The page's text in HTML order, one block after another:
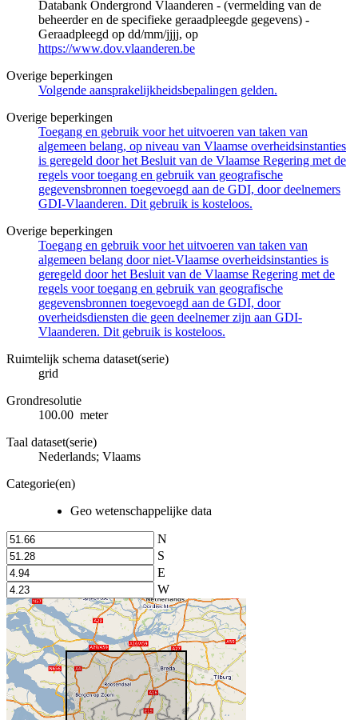
Databank Ondergrond Vlaanderen - (vermelding van de
beheerder en de specifieke geraadpleegde gegevens) -
Geraadpleegd op dd/mm/jjjj, op
https://www.dov.vlaanderen.be
Overige beperkingen
Volgende aansprakelijkheidsbepalingen gelden.
Overige beperkingen
Toegang en gebruik voor het uitvoeren van taken van
algemeen belang, op niveau van Vlaamse overheidsinstanties
is geregeld door het Besluit van de Vlaamse Regering met de
regels voor toegang en gebruik van geografische
gegevensbronnen toegevoegd aan de GDI, door deelnemers
GDI-Vlaanderen. Dit gebruik is kosteloos.
Overige beperkingen
Toegang en gebruik voor het uitvoeren van taken van
algemeen belang door niet-Vlaamse overheidsinstanties is
geregeld door het Besluit van de Vlaamse Regering met de
regels voor toegang en gebruik van geografische
gegevensbronnen toegevoegd aan de GDI, door
overheidsdiensten die geen deelnemer zijn aan GDI-
Vlaanderen. Dit gebruik is kosteloos.
Ruimtelijk schema dataset(serie)
grid
Grondresolutie
100.00 meter
Taal dataset(serie)
Nederlands; Vlaams
Categorie(en)
Geo wetenschappelijke data
N
S
E
W